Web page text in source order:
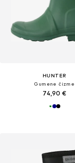
HUNTER
Gumene čizme
74,90 €